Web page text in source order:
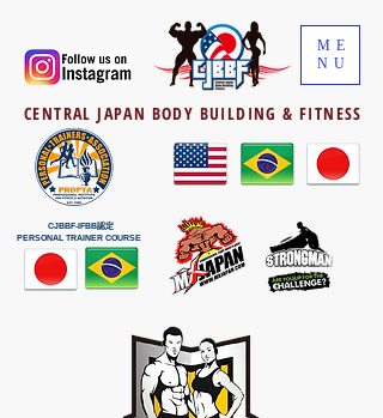
CENTRAL JAPAN BODY BUILDING & FITNESS
CJBBF-IFBB認定
PERSONAL TRAINER COURSE
ME
NU